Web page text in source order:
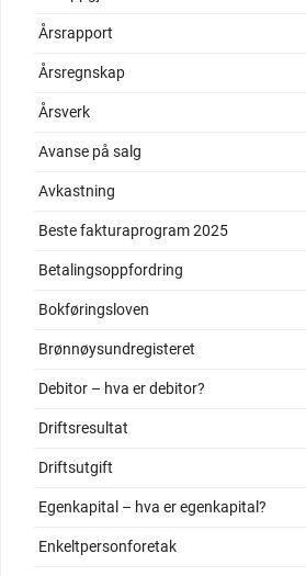
Årsrapport
Årsregnskap
Årsverk
Avanse på salg
Avkastning
Beste fakturaprogram 2025
Betalingsoppfordring
Bokføringsloven
Brønnøysundregisteret
Debitor – hva er debitor?
Driftsresultat
Driftsutgift
Egenkapital – hva er egenkapital?
Enkeltpersonforetak